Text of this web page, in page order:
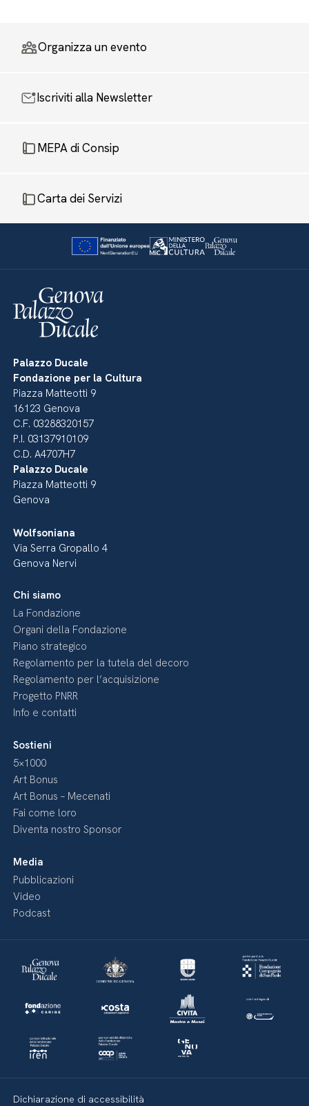
Organizza un evento
Iscriviti alla Newsletter
MEPA di Consip
Carta dei Servizi
Palazzo Ducale
Fondazione per la Cultura
Piazza Matteotti 9
16123 Genova
C.F. 03288320157
P.I. 03137910109
C.D. A4707H7
Palazzo Ducale
Piazza Matteotti 9
Genova
Wolfsoniana
Via Serra Gropallo 4
Genova Nervi
Chi siamo
La Fondazione
Organi della Fondazione
Piano strategico
Regolamento per la tutela del decoro
Regolamento per l’acquisizione
Progetto PNRR
Info e contatti
Sostieni
5×1000
Art Bonus
Art Bonus – Mecenati
Fai come loro
Diventa nostro Sponsor
Media
Pubblicazioni
Video
Podcast
Dichiarazione di accessibilità